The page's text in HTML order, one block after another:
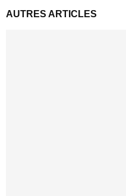
AUTRES ARTICLES